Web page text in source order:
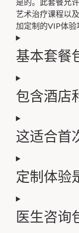
艺术治疗课程以
加定制的VIP体验
基本套餐
包含酒店
这适合首
定制体验
医生咨询